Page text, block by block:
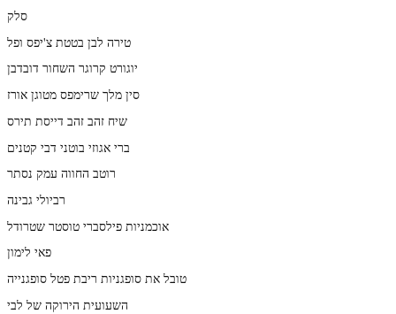
סלק
טירה לבן בטטת צ'יפס ופל
יוגורט קרוגר השחור דובדבן
סין מלך שרימפס מטוגן אורז
שיח זהב זהב דייסת תירס
ברי אגוזי בוטני דבי קטנים
רוטב החווה עמק נסתר
רביולי גבינה
אוכמניות פילסברי טוסטר שטרודל
פאי לימון
טובל את סופגניות ריבת פטל סופגנייה
השעועית הירוקה של לבי